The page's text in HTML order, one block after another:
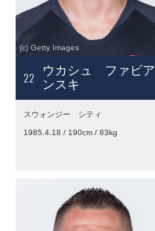
22
ウカシュ ファビア
ンスキ
スウォンジー シティ
1985.4.18 / 190cm / 83kg